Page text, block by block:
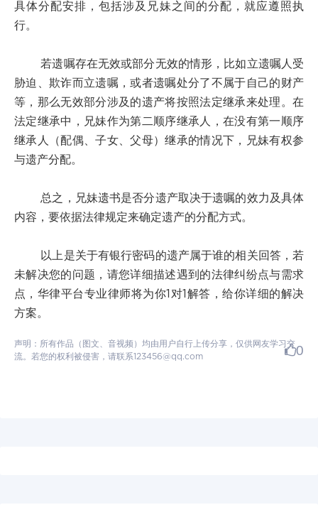
具体分配安排，包括涉及兄妹之间的分配，就应遵照执
行。
若遗嘱存在无效或部分无效的情形，比如立遗嘱人受
胁迫、欺诈而立遗嘱，或者遗嘱处分了不属于自己的财产
等，那么无效部分涉及的遗产将按照法定继承来处理。在
法定继承中，兄妹作为第二顺序继承人，在没有第一顺序
继承人（配偶、子女、父母）继承的情况下，兄妹有权参
与遗产分配。
总之，兄妹遗书是否分遗产取决于遗嘱的效力及具体
内容，要依据法律规定来确定遗产的分配方式。
以上是关于有银行密码的遗产属于谁的相关回答，若
未解决您的问题，请您详细描述遇到的法律纠纷点与需求
点，华律平台专业律师将为你1对1解答，给你详细的解决
方案。
声明：所有作品（图文、音视频）均由用户自行上传分享，仅供网友学习交
流。若您的权利被侵害，请联系123456@qq.com
0